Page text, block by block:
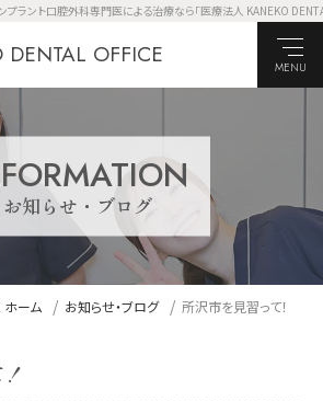
ラント口腔外科専門医による治療なら「医療法人 KANEKO
DENTAL OFFICE MENU
お知らせ・ブログ
ホーム お知らせ・ブログ 所沢市を見習って！